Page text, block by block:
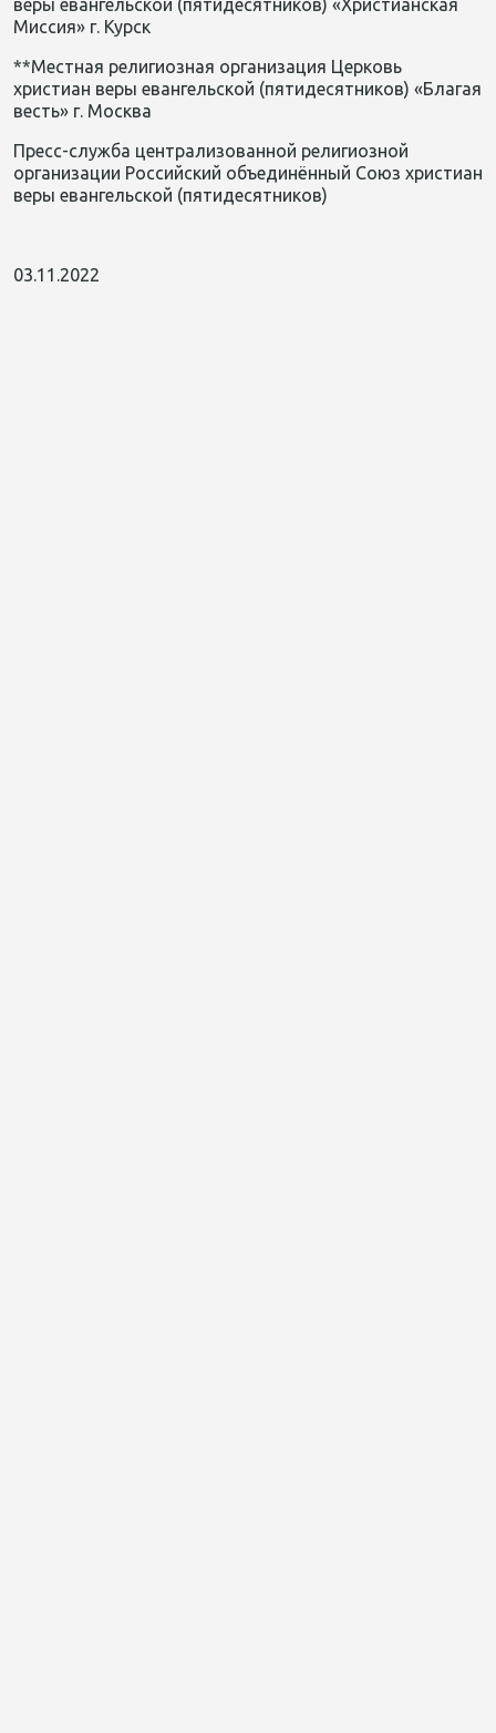
веры евангельской (пятидесятников) «Христианская
Миссия» г. Курск
**Местная религиозная организация Церковь
христиан веры евангельской (пятидесятников) «Благая
весть» г. Москва
Пресс-служба централизованной религиозной
организации Российский объединённый Союз христиан
веры евангельской (пятидесятников)
03.11.2022